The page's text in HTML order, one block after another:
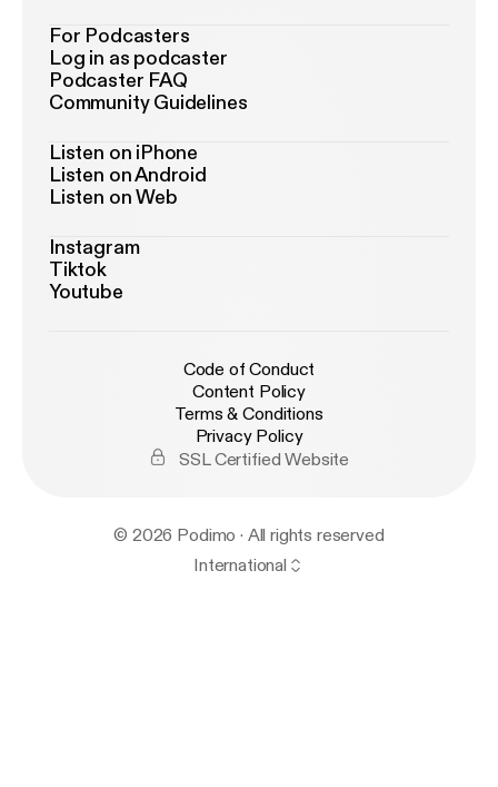
For Podcasters
Log in as podcaster
Podcaster FAQ
Community Guidelines
Listen on iPhone
Listen on Android
Listen on Web
Instagram
Tiktok
Youtube
Code of Conduct
Content Policy
Terms & Conditions
Privacy Policy
SSL Certified Website
© 2026 Podimo · All rights reserved
International